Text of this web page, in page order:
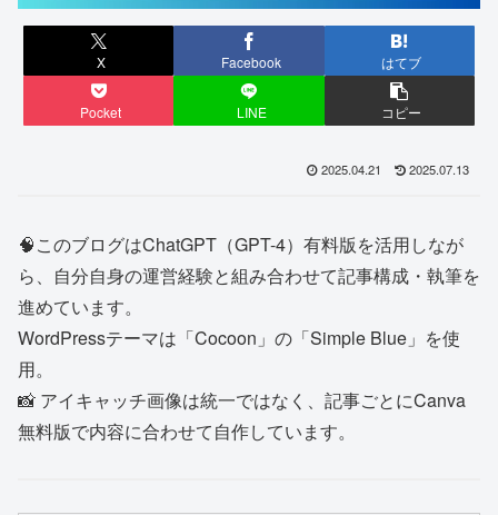
X Facebook はてブ
Pocket LINE コピー
2025.04.21 2025.07.13
🧠このブログはChatGPT（GPT-4）有料版を活用しなが
ら、自分自身の運営経験と組み合わせて記事構成・執筆を
進めています。
WordPressテーマは「Cocoon」の「Simple Blue」を使
用。
📸 アイキャッチ画像は統一ではなく、記事ごとにCanva
無料版で内容に合わせて自作しています。